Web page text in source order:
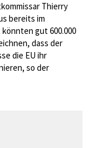
Thierry
bereits im
gut 600.000
dass der
die EU ihr
so der